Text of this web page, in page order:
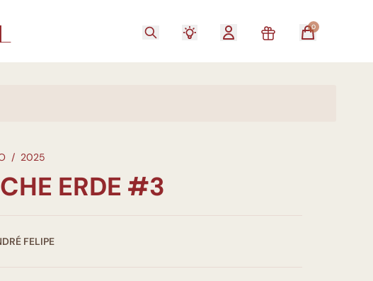
0
/ 2025
ERDE #3
FELIPE